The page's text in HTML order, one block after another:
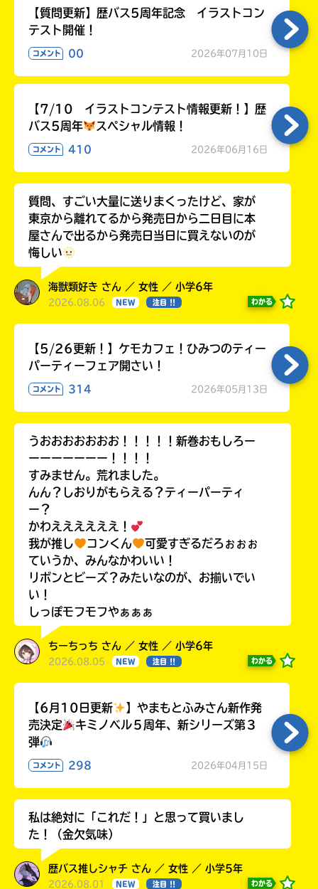
【質問更新】歴バス5周年記念 イラストコン
テスト開催！
コメント 00 2026年07月10日
【7/10 イラストコンテスト情報更新！】歴
バス5周年
スペシャル情報！
コメント 410 2026年06月16日
質問、すごい大量に送りまくったけど、家が
東京から離れてるから発売日から二日目に本
屋さんで出るから発売日当日に買えないのが
悔しい
海獣類好き さん ／ 女性 ／ 小学6年
2026.08.06 NEW 注目 !! わかる
【5/26更新！】ケモカフェ！ひみつのティー
パーティーフェア開さい！
コメント 314 2026年05月13日
うおおおおおおお！！！！！新巻おもしろー
ーーーーーーー！！！！
すみません。荒れました。
んん？しおりがもらえる？ティーパーティ
ー？
かわええええええ！
我が推し
コンくん
可愛すぎるだろぉぉぉ
ていうか、みんなかわいい！
リボンとビーズ？みたいなのが、お揃いでい
い！
しっぽモフモフやぁぁぁ
ちーちっち さん ／ 女性 ／ 小学6年
2026.08.05 NEW 注目 !! わかる
【6月10日更新
】やまもとふみさん新作発
売決定
キミノベル５周年、新シリーズ第３
弾
コメント 298 2026年04月15日
私は絶対に「これだ！」と思って買いまし
た！（金欠気味）
歴バス推しシャチ さん ／ 女性 ／ 小学5年
2026.08.01 NEW 注目 !! わかる